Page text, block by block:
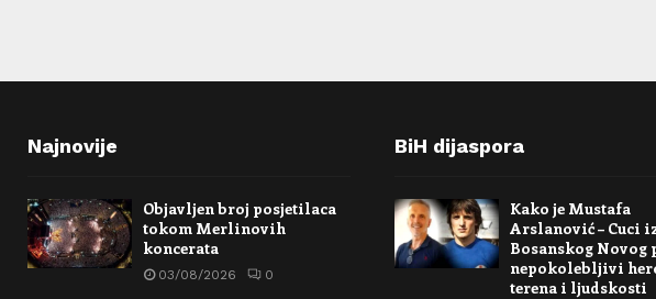
Najnovije
Objavljen broj posjetilaca
tokom Merlinovih
koncerata
03/08/2026 0
BiH dijaspora
Kako je Mustafa
Arslanović – Cuci
Bosanskog Novog
nepokolebljivi
terena i ljudskosti